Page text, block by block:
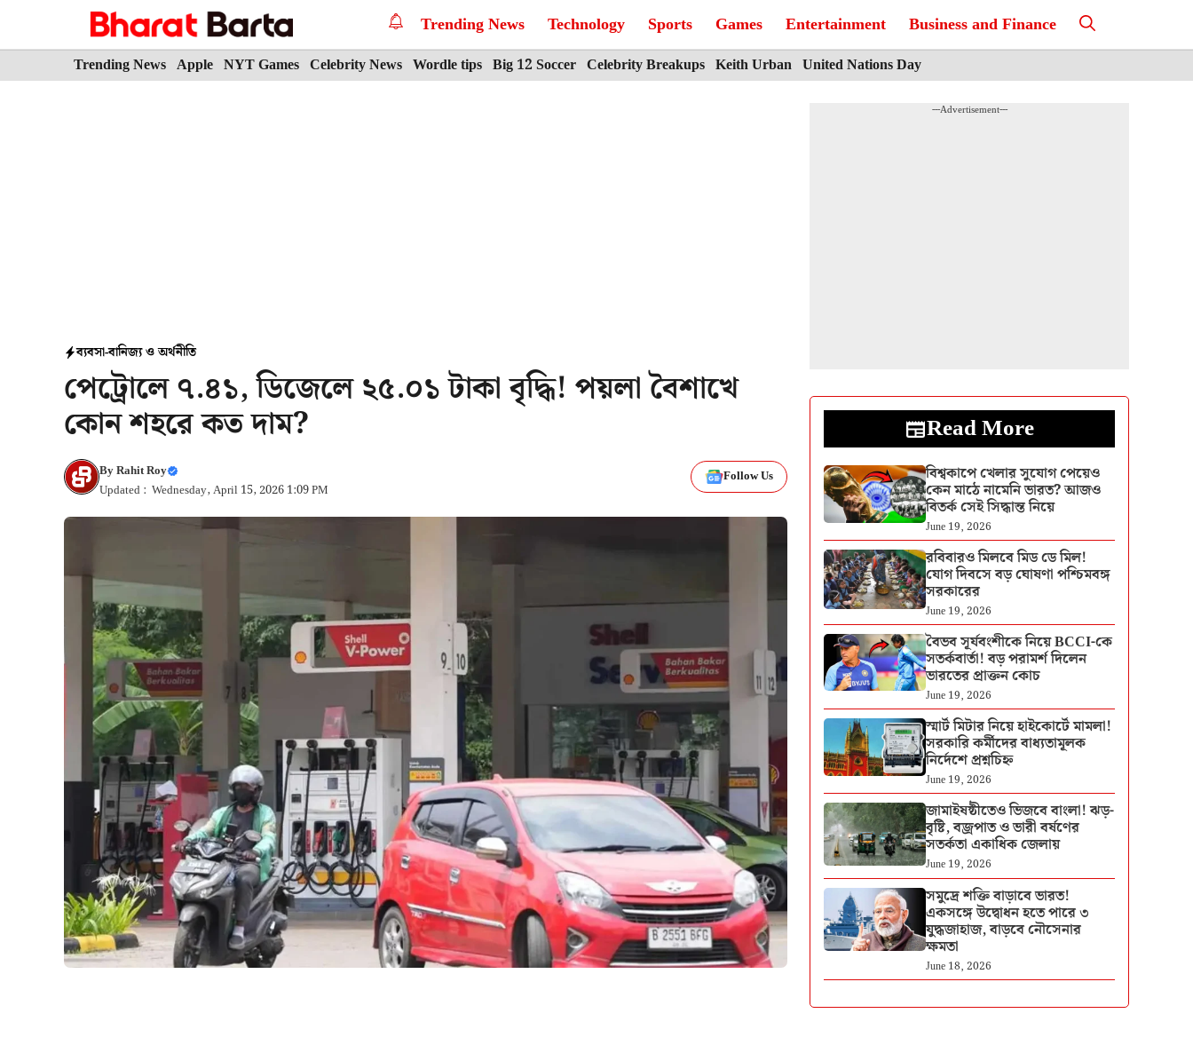
Trending News Technology Sports Games Entertainment Business and Finance
Trending News Apple NYT Games Celebrity News Wordle tips Big 12 Soccer Celebrity Breakups Keith Urban United Nations Day
ব্যবসা-বানিজ্য ও অর্থনীতি
পেট্রোলে ৭.৪১, ডিজেলে ২৫.০১ টাকা বৃদ্ধি! পয়লা বৈশাখে
কোন শহরে কত দাম?
ByRahit Roy
Updated : Wednesday, April 15, 2026 1:09 PM
Follow Us
---Advertisement---
Read More
বিশ্বকাপে খেলার সুযোগ পেয়েও
কেন মাঠে নামেনি ভারত? আজও
বিতর্ক সেই সিদ্ধান্ত নিয়ে
June 19, 2026
রবিবারও মিলবে মিড ডে মিল!
যোগ দিবসে বড় ঘোষণা পশ্চিমবঙ্গ
সরকারের
June 19, 2026
বৈভব সূর্যবংশীকে নিয়ে BCCI-কে
সতর্কবার্তা! বড় পরামর্শ দিলেন
ভারতের প্রাক্তন কোচ
June 19, 2026
স্মার্ট মিটার নিয়ে হাইকোর্টে মামলা!
সরকারি কর্মীদের বাধ্যতামূলক
নির্দেশে প্রশ্নচিহ্ন
June 19, 2026
জামাইষষ্ঠীতেও ভিজবে বাংলা! ঝড়-
বৃষ্টি, বজ্রপাত ও ভারী বর্ষণের
সতর্কতা একাধিক জেলায়
June 19, 2026
সমুদ্রে শক্তি বাড়াবে ভারত!
একসঙ্গে উদ্বোধন হতে পারে ৩
যুদ্ধজাহাজ, বাড়বে নৌসেনার
ক্ষমতা
June 18, 2026